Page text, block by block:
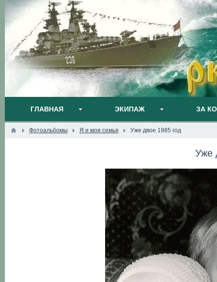
ГЛАВНАЯ ЭКИПАЖ ЗА
Фотоальбомы Я и моя семья Уже двое 1985 год
Уже